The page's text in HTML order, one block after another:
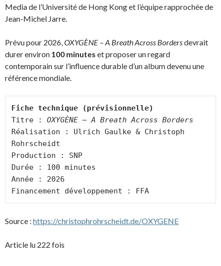
Media de l’Université de Hong Kong et l’équipe rapprochée de
Jean-Michel Jarre.
Prévu pour 2026, OXYGÈNE – A Breath Across Bordersdevrait
durer environ 100 minutes et proposer un regard
contemporain sur l’influence durable d’un album devenu une
référence mondiale.
Fiche technique (prévisionnelle)
Titre : OXYGÈNE – A Breath Across Borders
Réalisation : Ulrich Gaulke & Christoph
Rohrscheidt
Production : SNP
Durée : 100 minutes
Année : 2026
Financement développement : FFA
Source : https://christophrohrscheidt.de/OXYGENE
Article lu 222 fois